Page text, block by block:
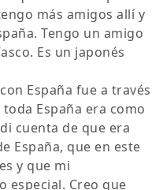
más amigos allí y
Tengo un amigo
Es un japonés
España fue a través
España era como
cuenta de que era
España, que en este
y que mi
especial. Creo que